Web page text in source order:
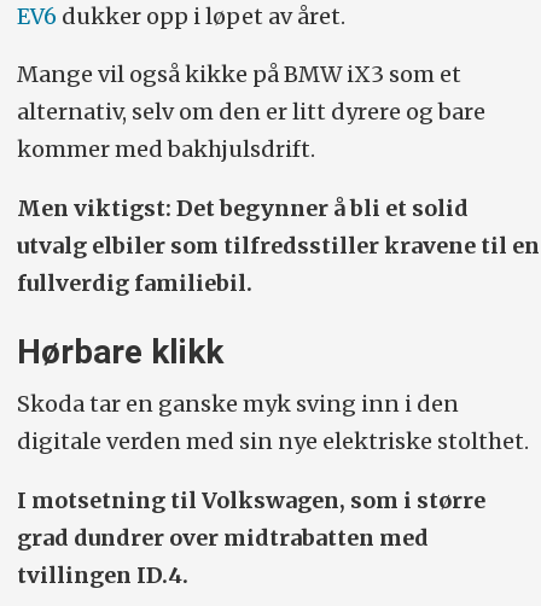
EV6 dukker opp i løpet av året.
Mange vil også kikke på BMW iX3 som et
alternativ, selv om den er litt dyrere og bare
kommer med bakhjulsdrift.
Men viktigst: Det begynner å bli et solid
utvalg elbiler som tilfredsstiller kravene til en
fullverdig familiebil.
Hørbare klikk
Skoda tar en ganske myk sving inn i den
digitale verden med sin nye elektriske stolthet.
I motsetning til Volkswagen, som i større
grad dundrer over midtrabatten med
tvillingen ID.4.